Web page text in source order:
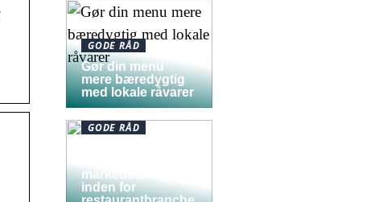
GODE RÅD
Gør din menu
mere bæredygtig
med lokale råvarer
GODE RÅD
markedsføring
inden for